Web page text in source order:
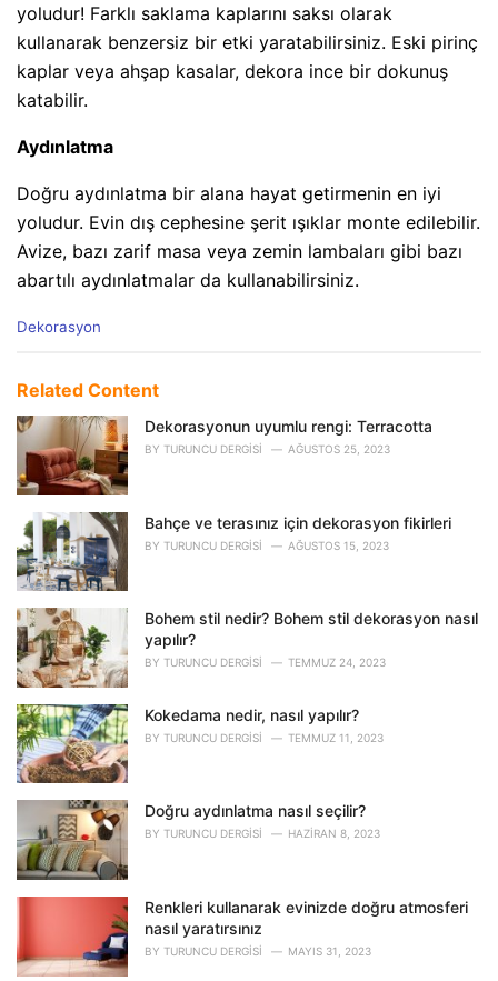
yoludur! Farklı saklama kaplarını saksı olarak
kullanarak benzersiz bir etki yaratabilirsiniz. Eski pirinç
kaplar veya ahşap kasalar, dekora ince bir dokunuş
katabilir.
Aydınlatma
Doğru aydınlatma bir alana hayat getirmenin en iyi
yoludur. Evin dış cephesine şerit ışıklar monte edilebilir.
Avize, bazı zarif masa veya zemin lambaları gibi bazı
abartılı aydınlatmalar da kullanabilirsiniz.
C
e
o
e
Dekorasyon
Related Content
Dekorasyonun uyumlu rengi: Terracotta
BY TURUNCU DERGISI AĞUSTOS 25, 2023
Bahçe ve terasınız için dekorasyon fikirleri
BY TURUNCU DERGISI AĞUSTOS 15, 2023
Bohem stil nedir? Bohem stil dekorasyon nasıl
yapılır?
BY TURUNCU DERGISI TEMMUZ 24, 2023
Kokedama nedir, nasıl yapılır?
BY TURUNCU DERGISI TEMMUZ 11, 2023
Doğru aydınlatma nasıl seçilir?
BY TURUNCU DERGISI HAZIRAN 8, 2023
Renkleri kullanarak evinizde doğru atmosferi
nasıl yaratırsınız
BY TURUNCU DERGISI MAYIS 31, 2023